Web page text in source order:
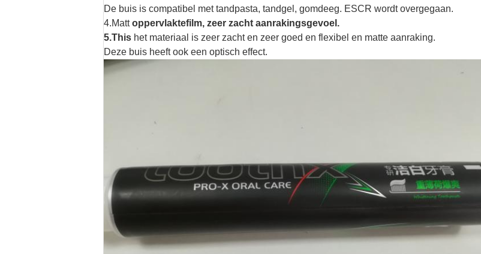
De buis is compatibel met tandpasta, tandgel, gomdeeg. ESCR wordt overgegaan.
4.Mattoppervlaktefilm, zeer zacht aanrakingsgevoel.
5.This het materiaal is zeer zacht en zeer goed en flexibel en matte aanraking.
Deze buis heeft ook een optisch effect.